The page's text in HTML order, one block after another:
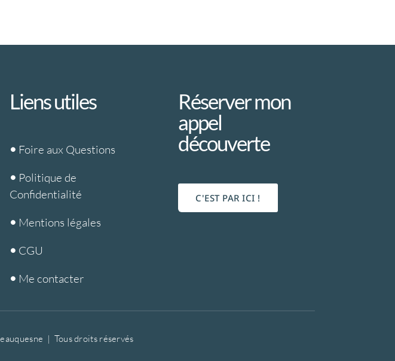
Liens utiles
• Foire aux Questions
• Politique de
Confidentialité
• Mentions légales
• CGU
• Me contacter
Réserver mon
appel
découverte
C'EST PAR ICI !
| Tous droits réservés